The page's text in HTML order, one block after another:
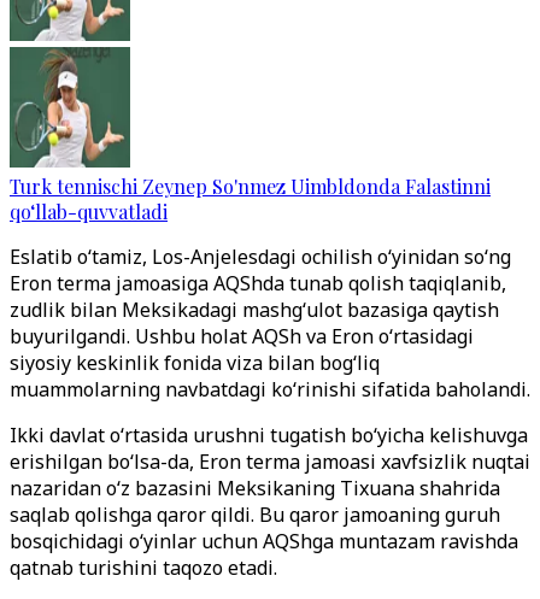
Turk tennischi Zeynep So'nmez Uimbldonda Falastinni
qo‘llab-quvvatladi
Eslatib o‘tamiz, Los-Anjelesdagi ochilish o‘yinidan so‘ng
Eron terma jamoasiga AQShda tunab qolish taqiqlanib,
zudlik bilan Meksikadagi mashg‘ulot bazasiga qaytish
buyurilgandi. Ushbu holat AQSh va Eron o‘rtasidagi
siyosiy keskinlik fonida viza bilan bog‘liq
muammolarning navbatdagi ko‘rinishi sifatida baholandi.
Ikki davlat o‘rtasida urushni tugatish bo‘yicha kelishuvga
erishilgan bo‘lsa-da, Eron terma jamoasi xavfsizlik nuqtai
nazaridan o‘z bazasini Meksikaning Tixuana shahrida
saqlab qolishga qaror qildi. Bu qaror jamoaning guruh
bosqichidagi o‘yinlar uchun AQShga muntazam ravishda
qatnab turishini taqozo etadi.